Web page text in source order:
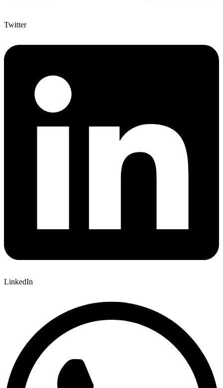
Twitter
LinkedIn